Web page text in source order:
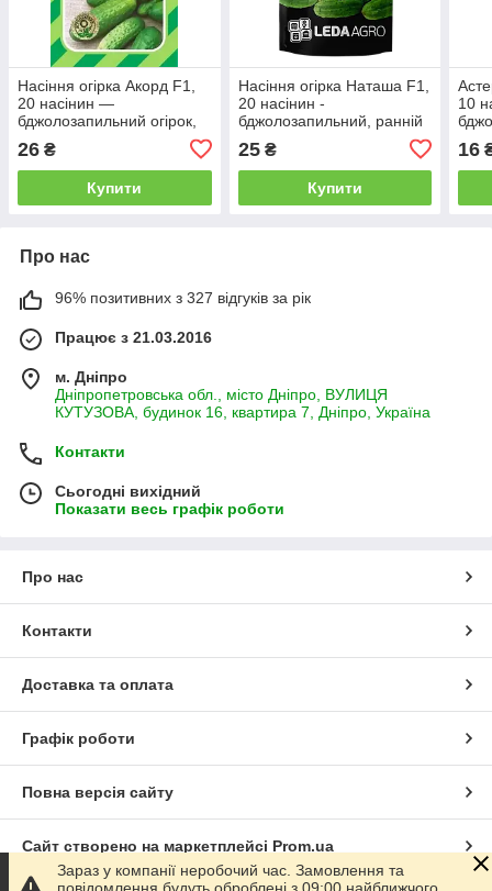
Насіння огірка Акорд F1,
20 насінин —
бджолозапильний огірок,
26 ₴
Купити
Насіння огірка Наташа F1,
20 насінин -
бджолозапильний, ранній
LEDAAGRO
25₴
Купити
10
16
Про нас
96% позитивних з 327 відгуків за рік
Працює з 21.03.2016
м. Дніпро
Дніпропетровська обл., місто Дніпро, ВУЛИЦЯ
КУТУЗОВА, будинок 16, квартира 7, Дніпро, Україна
Контакти
Сьогодні вихідний
Показати весь графік роботи
Про нас
Контакти
Доставка та оплата
Графік роботи
Повна версія сайту
Сайт створено на маркетплейсі Prom.ua
Зараз у компанії неробочий час. Замовлення та